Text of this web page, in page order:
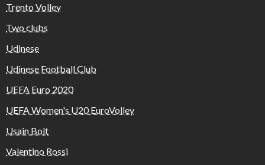
Trento Volley
Two clubs
Udinese
Udinese Football Club
UEFA Euro 2020
UEFA Women's U20 EuroVolley
Usain Bolt
Valentino Rossi